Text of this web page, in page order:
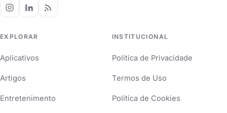
EXPLORAR
Aplicativos
Artigos
Entretenimento
INSTITUCIONAL
Política de Privacidade
Termos de Uso
Política de Cookies